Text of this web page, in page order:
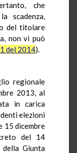
che
scadenza,
del titolare
non vi può
del 2014).
regionale
2013, al
in carica
elezioni
15 dicembre
del 14
Giunta